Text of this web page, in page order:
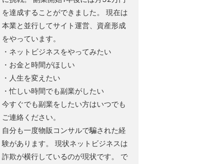
を達成することができました。 現在は
本業と並行してサイト運営、資産形成
をやっています。
・ネットビジネスをやってみたい
・お金と時間がほしい
・人生を変えたい
・忙しい時間でも副業がしたい
今すぐでも副業をしたい方はいつでも
ご連絡ください。
自分も一度物販コンサルで騙された経
験があります。 現状ネットビジネスは
詐欺が横行しているのが現状です。 で